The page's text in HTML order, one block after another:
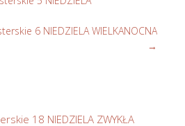
6 NIEDZIELA WIELKANOCNA
→
18 NIEDZIELA ZWYKŁA